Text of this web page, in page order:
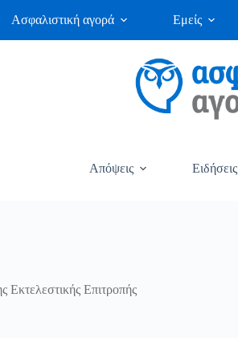
Ασφαλιστική αγορά Εμείς
Απόψεις Ειδήσεις
Εκτελεστικής Επιτροπής